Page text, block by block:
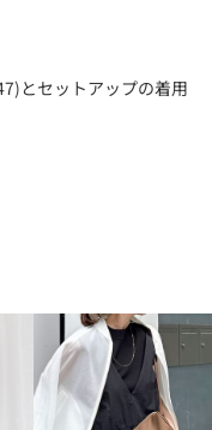
とセットアップの着用